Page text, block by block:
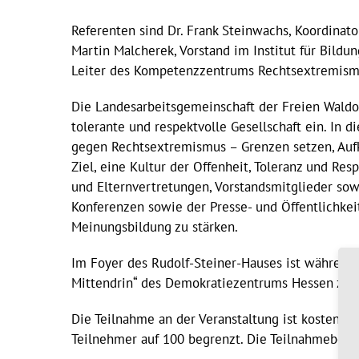
Referenten sind Dr. Frank Steinwachs,
Martin Malcherek, Vorstand im Institut für
Leiter des Kompetenzzentrums
Die Landesarbeitsgemeinschaft der Freien
tolerante und respektvolle Gesellschaft ein. In
gegen Rechtsextremismus – Grenzen setzen,
Ziel, eine Kultur der Offenheit, Toleranz und
und Elternvertretungen, Vorstandsmitglieder
Konferenzen sowie der Presse- und
Meinungsbildung zu stärken.
Im Foyer des Rudolf-Steiner-Hauses ist
Mittendrin“ des Demokratiezentrums Hessen zu
Die Teilnahme an der Veranstaltung ist
Teilnehmer auf 100 begrenzt. Die